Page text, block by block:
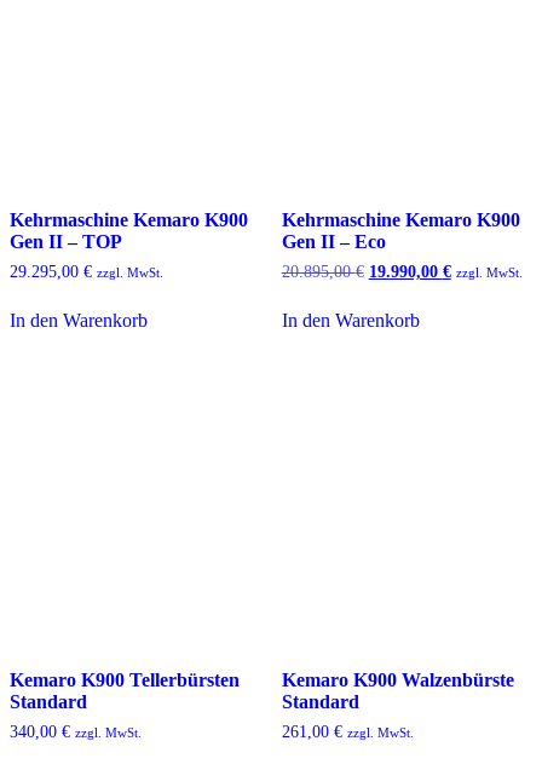
Kehrmaschine Kemaro K900
Gen II – TOP
29.295,00 € zzgl. MwSt.
In den Warenkorb
Kehrmaschine Kemaro K900
Gen II – Eco
20.895,00€ Ursprünglicher
war:
20.895,00 €
19.990,00 €Aktueller
zzgl. MwSt.
In den Warenkorb
Kemaro K900 Tellerbürsten
Standard
340,00 € zzgl. MwSt.
Kemaro K900 Walzenbürste
Standard
261,00 € zzgl. MwSt.